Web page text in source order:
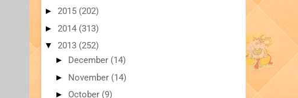
► 2015 (202)
► 2014 (313)
▼ 2013 (252)
► December (14)
► November (14)
► October (9)